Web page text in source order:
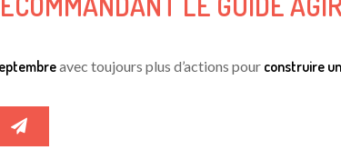
avec toujours plus d’actions pour construire